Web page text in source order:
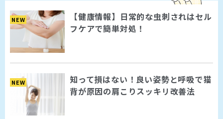
NEW
【健康情報】日常的な虫刺されはセル
フケアで簡単対処！
NEW
知って損はない！良い姿勢と呼吸で猫
背が原因の肩こりスッキリ改善法